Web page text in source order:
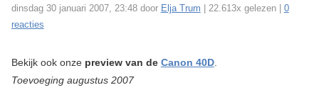
dinsdag 30 januari 2007, 23:48 door Elja Trum | 22.613x gelezen | 0
reacties
Bekijk ook onze preview van de Canon 40D.
Toevoeging augustus 2007